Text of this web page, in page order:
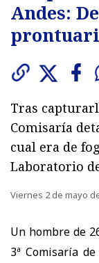
Andes:
Tras
Comisaría
cual era de
Laboratorio
Viernes 2 de mayo
Un hombre de
3ª Comisaría